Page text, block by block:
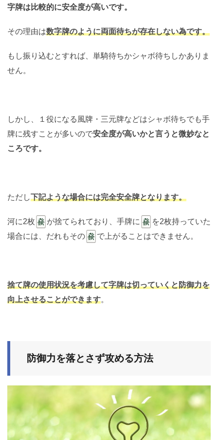
字牌は比較的に安全度が高いです。
その理由は数字牌のように両面待ちが存在しない為です。
もし振り込むとすれば、単騎待ちかシャボ待ちしかありま
せん。
しかし、１役になる風牌・三元牌などはシャボ待ちでも手
牌に残すことが多いので安全度が高いかと言うと微妙なと
ころです。
ただし下記ような場合には完全安全牌となります。
河に2枚 が捨てられており、手牌に
を2枚持っていた
場合には、だれもその
で上がることはできません。
捨て牌の使用状況を考慮して字牌は切っていくと防御力を
向上させることができます。
防御力を落とさず攻める方法